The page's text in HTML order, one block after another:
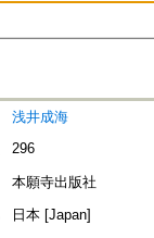
浅井成海
296
本願寺出版社
日本 [Japan]